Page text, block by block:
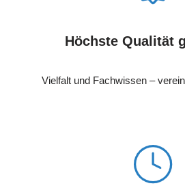
Höchste Qualität
Vielfalt und Fachwissen –